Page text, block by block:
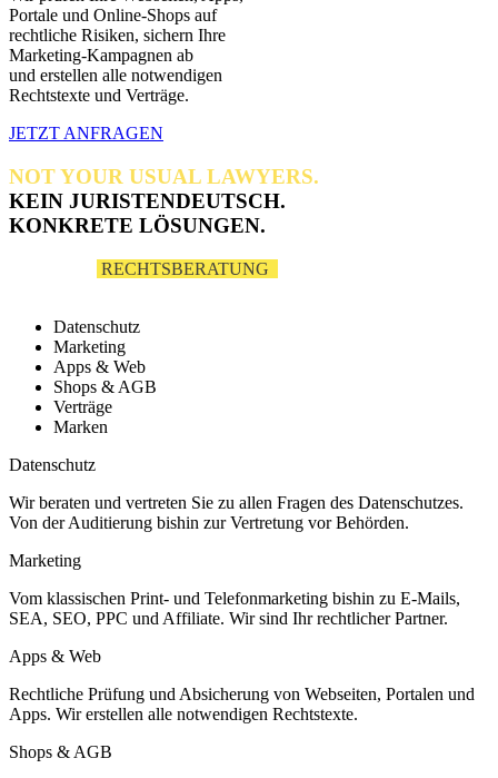
Portale und Online-Shops auf
rechtliche Risiken, sichern Ihre
Marketing-Kampagnen ab
und erstellen alle notwendigen
Rechtstexte und Verträge.
JETZT ANFRAGEN
NOT YOUR USUAL LAWYERS.
KEIN JURISTENDEUTSCH.
KONKRETE LÖSUNGEN.
RECHTSBERATUNG
Datenschutz
Marketing
Apps & Web
Shops & AGB
Verträge
Marken
Datenschutz
Wir beraten und vertreten Sie zu allen Fragen des Datenschutzes.
Von der Auditierung bishin zur Vertretung vor Behörden.
Marketing
Vom klassischen Print- und Telefonmarketing bishin zu E-Mails,
SEA, SEO, PPC und Affiliate. Wir sind Ihr rechtlicher Partner.
Apps & Web
Rechtliche Prüfung und Absicherung von Webseiten, Portalen und
Apps. Wir erstellen alle notwendigen Rechtstexte.
Shops & AGB